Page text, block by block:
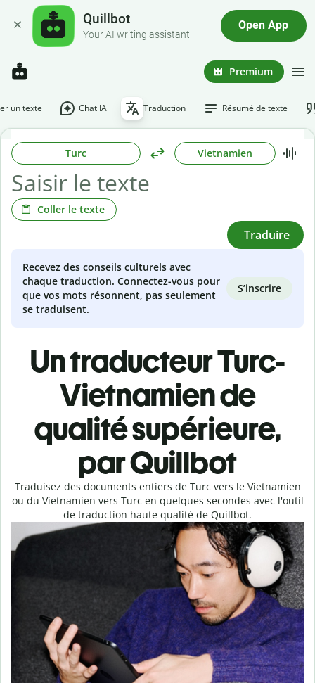
Quillbot
Your AI writing assistant
Open App
Premium
un texte Chat IA Traduction Résumé de texte
Turc Vietnamien
Coller le texte
Traduire
Recevez des conseils culturels avec
chaque traduction. Connectez-vous pour
que vos mots résonnent, pas seulement
se traduisent.
S’inscrire
Un traducteur Turc-
Vietnamien de
qualité supérieure,
par Quillbot
Traduisez des documents entiers de Turc vers le Vietnamien
ou du Vietnamien vers Turc en quelques secondes avec l'outil
de traduction haute qualité de Quillbot.